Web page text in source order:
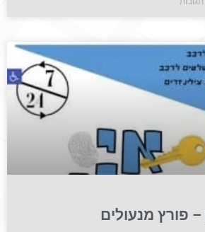
– פורץ מנעולים